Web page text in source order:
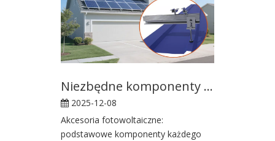
Niezbędne komponenty każdego niezawodnego systemu montażu fotowoltaicznego
2025-12-08
Akcesoria fotowoltaiczne:
podstawowe komponenty każdego